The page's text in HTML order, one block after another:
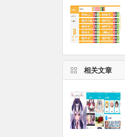
相关文章